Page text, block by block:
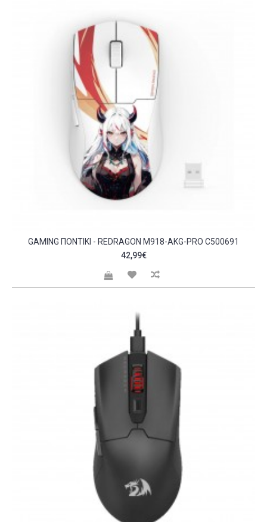
GAMING ΠΟΝΤΊΚΙ - REDRAGON M918-AKG-PRO C500691
42,99€